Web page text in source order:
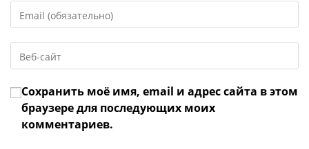
или
имя
чтобы
прокомментировать
свой
адрес,
чтобы
URL
веб-
сайта
(необязательно)
Сохранить моё имя, email и адрес сайта в этом
браузере для последующих моих
комментариев.